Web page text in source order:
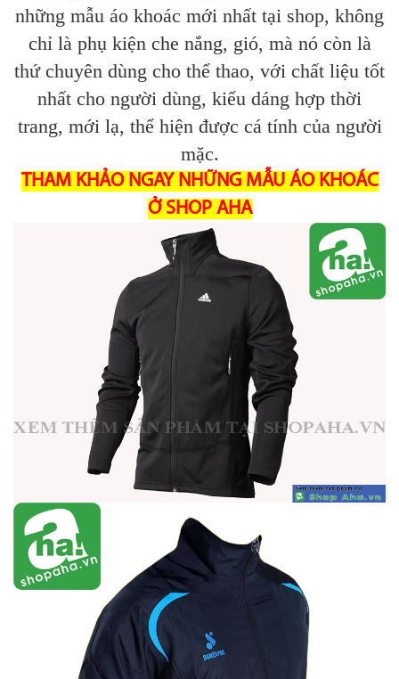
những mẫu áo khoác mới nhất tại shop, không
chỉ là phụ kiện che nắng, gió, mà nó còn là
thứ chuyên dùng cho thể thao, với chất liệu tốt
nhất cho người dùng, kiểu dáng hợp thời
trang, mới lạ, thể hiện được cá tính của người
mặc.
THAM KHẢO NGAY NHỮNG MẪU ÁO KHOÁC
Ở SHOP AHA